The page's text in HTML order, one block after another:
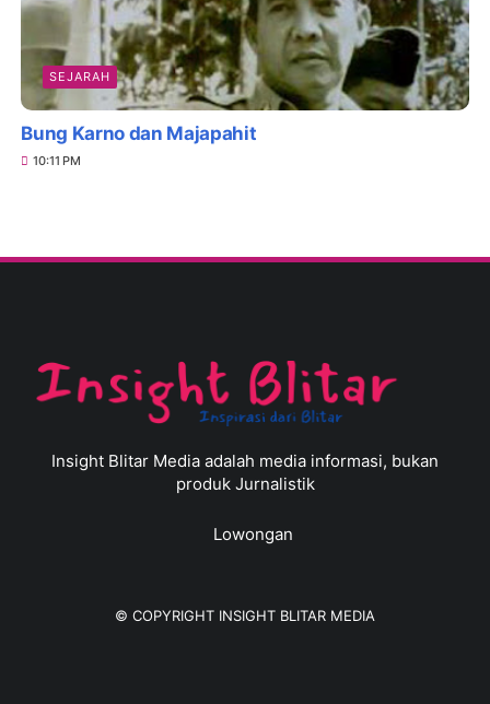
SEJARAH
Bung Karno dan Majapahit
10:11 PM
Insight Blitar Media adalah media informasi, bukan
produk Jurnalistik
Lowongan
© COPYRIGHT INSIGHT BLITAR MEDIA